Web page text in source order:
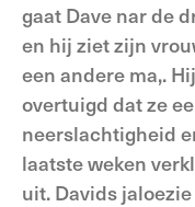
gaat Dave nar de
en hij ziet zijn
een andere ma,.
overtuigd dat ze
neerslachtigheid
laatste weken
uit. Davids